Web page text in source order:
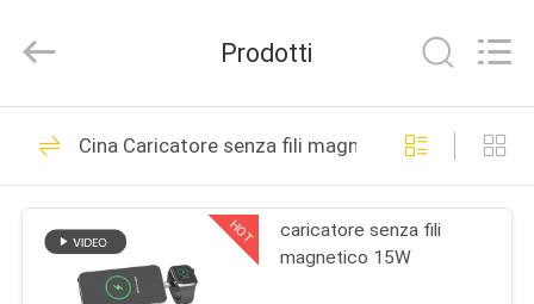
CASA
PRODOTTI
CIRCA
Ltd..
Developed
Caricatore della
radio del supporto
dell'automobile
35
Prodotti
Cina Caricatore senza fili magnetico
HOT
caricatore senza fili
magnetico 15W